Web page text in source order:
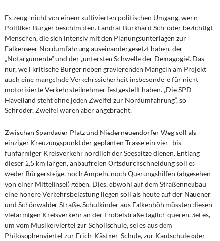
Es zeugt nicht von einem kultivierten politischen Umgang, wenn
Politiker Bürger beschimpfen. Landrat Burkhard Schröder bezichtigt
Menschen, die sich intensiv mit den Planungsunterlagen zur
Falkenseer Nordumfahrung auseinandergesetzt haben, der
„Notargumente“ und der „untersten Schwelle der Demagogie“. Das
nur, weil kritische Bürger neben gravierenden Mängeln am Projekt
auch eine mangelnde Verkehrssicherheit insbesondere für nicht
motorisierte Verkehrsteilnehmer festgestellt haben. „Die SPD-
Havelland steht ohne jeden Zweifel zur Nordumfahrung“, so
Schröder. Zweifel wären aber angebracht.
Zwischen Spandauer Platz und Niederneuendorfer Weg soll als
einziger Kreuzungspunkt der geplanten Trasse ein vier- bis
fünfarmiger Kreisverkehr nördlich der Seespitze dienen. Entlang
dieser 2,5 km langen, anbaufreien Ortsdurchschneidung soll es
weder Bürgersteige, noch Ampeln, noch Querungshilfen (abgesehen
von einer Mittelinsel) geben. Dies, obwohl auf dem Straßenneubau
eine höhere Verkehrsbelastung liegen soll als heute auf der Nauener
und Schönwalder Straße. Schulkinder aus Falkenhöh müssten diesen
vielarmigen Kreisverkehr an der Fröbelstraße täglich queren. Sei es,
um vom Musikerviertel zur Schollschule, sei es aus dem
Philosophenviertel zur Erich-Kästner-Schule, zur Kantschule oder